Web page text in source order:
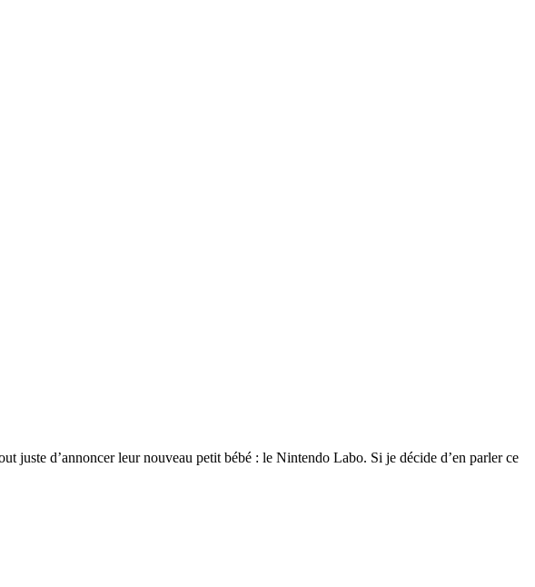
juste d’annoncer leur nouveau petit bébé : le Nintendo Labo. Si je décide d’en parler ce